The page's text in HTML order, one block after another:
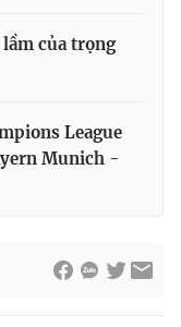
số 483/GP-BTTTT
Quốc Thắng,
của trọng
League
Munich -